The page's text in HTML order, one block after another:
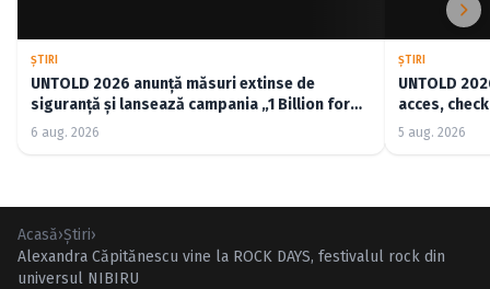
ŞTIRI
UNTOLD 2026 anunță măsuri extinse de
siguranță și lansează campania „1 Billion for
Good”
6 aug. 2026
ŞTIRI
UNTOLD
acces,
5 aug. 2026
Acasă›Ştiri›
Alexandra Căpitănescu vine la ROCK DAYS, festivalul rock din
universul NIBIRU